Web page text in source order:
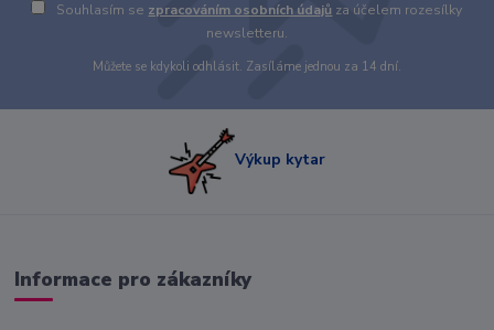
Souhlasím se zpracováním osobních údajů za účelem rozesílky
newsletteru.
Můžete se kdykoli odhlásit. Zasíláme jednou za 14 dní.
Výkup kytar
Informace pro zákazníky